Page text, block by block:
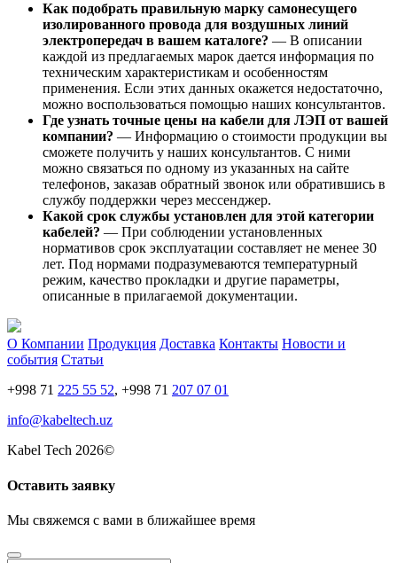
Как подобрать правильную марку самонесущего
изолированного провода для воздушных линий
электропередач в вашем каталоге? — В описании
каждой из предлагаемых марок дается информация по
техническим характеристикам и особенностям
применения. Если этих данных окажется недостаточно,
можно воспользоваться помощью наших консультантов.
Где узнать точные цены на кабели для ЛЭП от вашей
компании? — Информацию о стоимости продукции вы
сможете получить у наших консультантов. С ними
можно связаться по одному из указанных на сайте
телефонов, заказав обратный звонок или обратившись в
службу поддержки через мессенджер.
Какой срок службы установлен для этой категории
кабелей? — При соблюдении установленных
нормативов срок эксплуатации составляет не менее 30
лет. Под нормами подразумеваются температурный
режим, качество прокладки и другие параметры,
описанные в прилагаемой документации.
О Компании Продукция Доставка Контакты Новости и
события Статьи
+998 71 225 55 52, +998 71 207 07 01
info@kabeltech.uz
Kabel Tech 2026©
Оставить заявку
Мы свяжемся с вами в ближайшее время